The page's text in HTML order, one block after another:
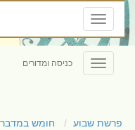
Toggle
navigation
Toggle
navigation
כניסה ומדורים
פרשת שבוע חומש במדבר